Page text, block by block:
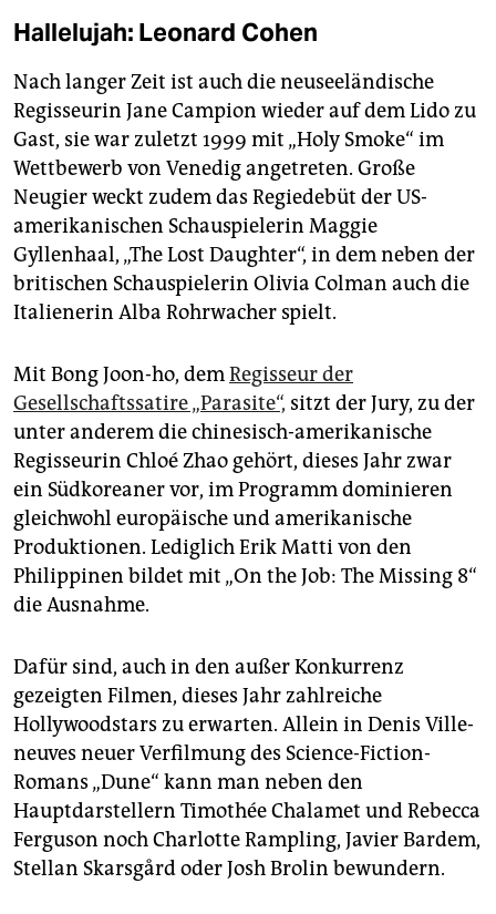
Hallelujah: Leonard Cohen
Nach langer Zeit ist auch die neuseeländische
Regisseurin Jane Campion wieder auf dem Lido zu
Gast, sie war zuletzt 1999 mit „Holy Smoke“ im
Wettbewerb von Venedig angetreten. Große
Neugier weckt zudem das Regiedebüt der US-
amerikanischen Schauspielerin Maggie
Gyllenhaal, „The Lost Daughter“, in dem neben der
britischen Schauspielerin Olivia Colman auch die
Italienerin Alba Rohrwacher spielt.
Mit Bong Joon-ho, demRegisseur der
Gesellschaftssatire „Parasite“, sitzt der Jury, zu der
unter anderem die chinesisch-amerikanische
Regisseurin Chloé Zhao gehört, dieses Jahr zwar
ein Südkoreaner vor, im Programm dominieren
gleichwohl europäische und amerikanische
Produktionen. Lediglich Erik Matti von den
Philippinen bildet mit „On the Job: The Missing 8“
die Ausnahme.
Dafür sind, auch in den außer Konkurrenz
gezeigten Filmen, dieses Jahr zahlreiche
Hollywoodstars zu erwarten. Allein in Denis Ville­
neuves neuer Verfilmung des Science-Fiction-
Romans „Dune“ kann man neben den
Hauptdarstellern Timothée Chalamet und Rebecca
Ferguson noch Charlotte Rampling, Javier Bardem,
Stellan Skarsgård oder Josh Brolin bewundern.